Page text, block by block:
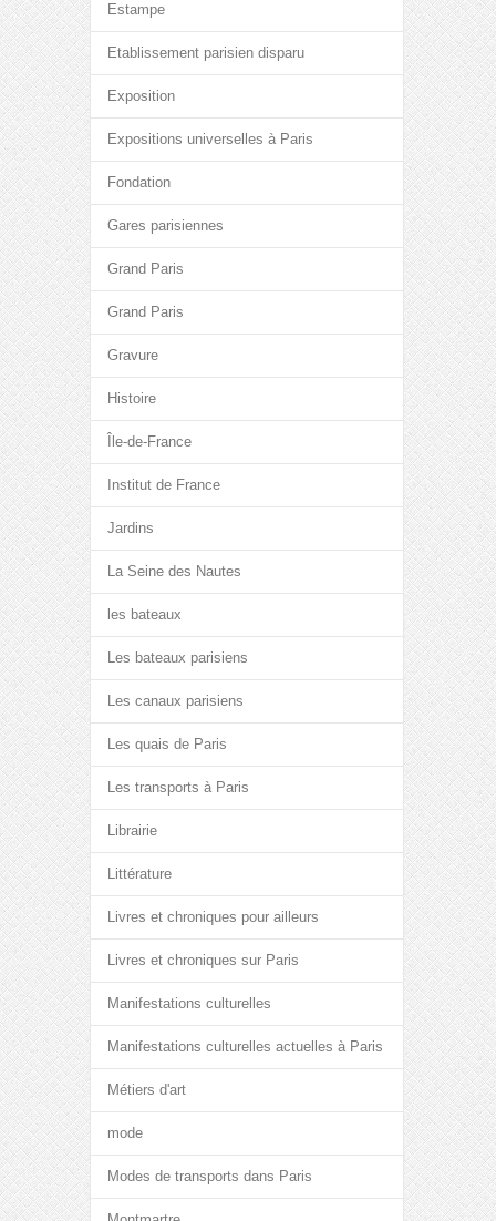
Estampe
Etablissement parisien disparu
Exposition
Expositions universelles à Paris
Fondation
Gares parisiennes
Grand Paris
Grand Paris
Gravure
Histoire
Île-de-France
Institut de France
Jardins
La Seine des Nautes
les bateaux
Les bateaux parisiens
Les canaux parisiens
Les quais de Paris
Les transports à Paris
Librairie
Littérature
Livres et chroniques pour ailleurs
Livres et chroniques sur Paris
Manifestations culturelles
Manifestations culturelles actuelles à Paris
Métiers d'art
mode
Modes de transports dans Paris